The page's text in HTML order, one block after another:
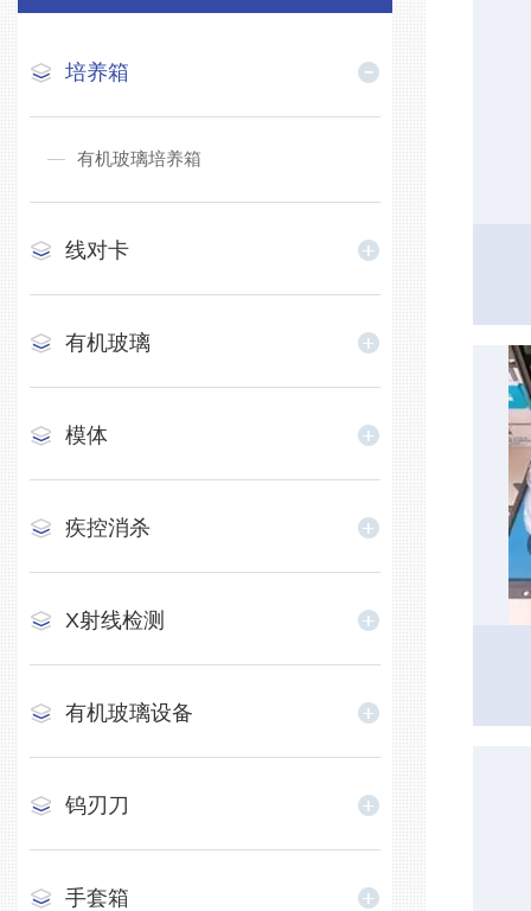
培养箱
有机玻璃培养箱
线对卡
有机玻璃
模体
疾控消杀
X射线检测
​有机玻璃设备
钨刃刀
手套箱